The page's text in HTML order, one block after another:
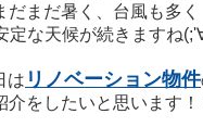
だまだ暑く、台風も多く
定な天候が続きますね
は リノベーション物件
介をしたいと 思います！